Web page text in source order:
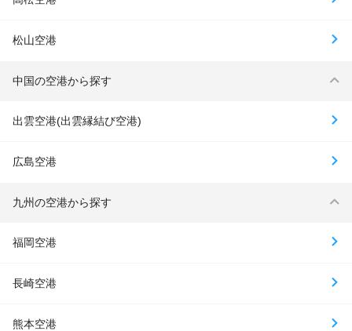
松山空港
中国の空港から探す
出雲空港(出雲縁結び空港)
広島空港
九州の空港から探す
福岡空港
長崎空港
熊本空港